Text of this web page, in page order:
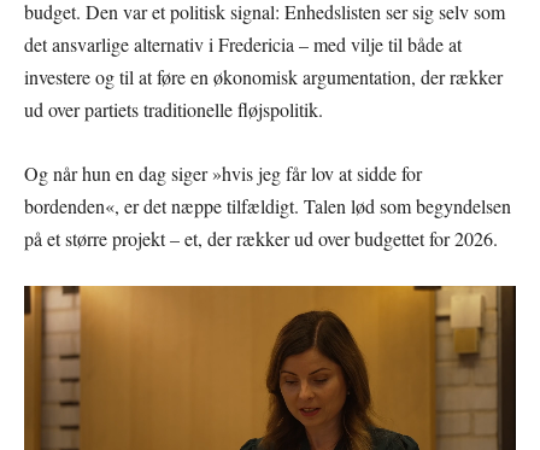
budget. Den var et politisk signal: Enhedslisten ser sig selv som
det ansvarlige alternativ i Fredericia – med vilje til både at
investere og til at føre en økonomisk argumentation, der rækker
ud over partiets traditionelle fløjspolitik.
Og når hun en dag siger »hvis jeg får lov at sidde for
bordenden«, er det næppe tilfældigt. Talen lød som begyndelsen
på et større projekt – et, der rækker ud over budgettet for 2026.